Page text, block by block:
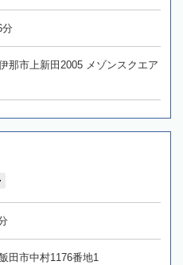
那市上新田2005 メゾンスクエア
田市中村1176番地1